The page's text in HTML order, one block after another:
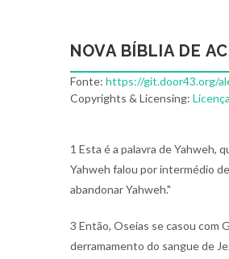
NOVA BÍBLIA DE
Fonte: https://git.door43.org/
Copyrights & Licensing:
1 Esta é a palavra de Yahweh,
Yahweh falou por intermédio
abandonar Yahweh."
3 Então, Oseias se casou com
derramamento do sangue de